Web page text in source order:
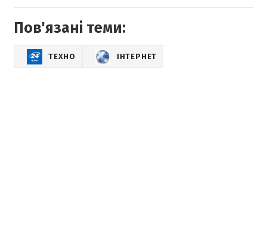
Пов'язані теми:
ТЕХНО ІНТЕРНЕТ